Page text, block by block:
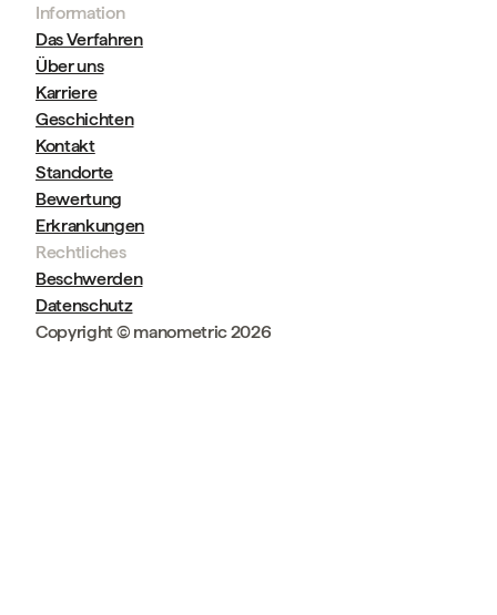
Information
Das Verfahren
Über uns
Karriere
Geschichten
Kontakt
Standorte
Bewertung
Erkrankungen
Rechtliches
Beschwerden
Datenschutz
Copyright © manometric 2026